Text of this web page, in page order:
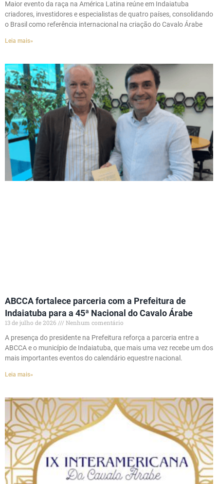
Maior evento da raça na América Latina reúne em Indaiatuba
criadores, investidores e especialistas de quatro países, consolidando
o Brasil como referência internacional na criação do Cavalo Árabe
Leia mais»
ABCCA fortalece parceria com a Prefeitura de
Indaiatuba para a 45ª Nacional do Cavalo Árabe
13 de julho de 2026
Nenhum comentário
A presença do presidente na Prefeitura reforça a parceria entre a
ABCCA e o município de Indaiatuba, que mais uma vez recebe um dos
mais importantes eventos do calendário equestre nacional.
Leia mais»